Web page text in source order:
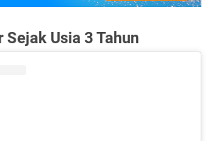
Usia 3 Tahun